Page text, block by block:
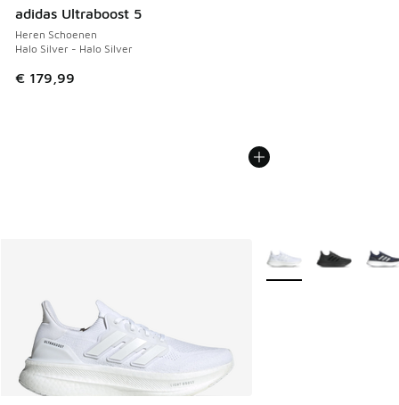
adidas Ultraboost 5
Heren Schoenen
Halo Silver - Halo Silver
€ 179,99
Meer kleuren